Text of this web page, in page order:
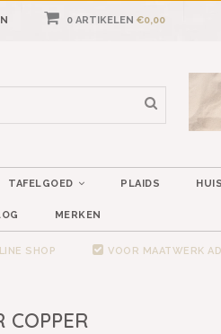
0 ARTIKELEN €0,00
TAFELGOED PLAIDS
MERKEN
SHOP VOOR MAATWERK
COPPER